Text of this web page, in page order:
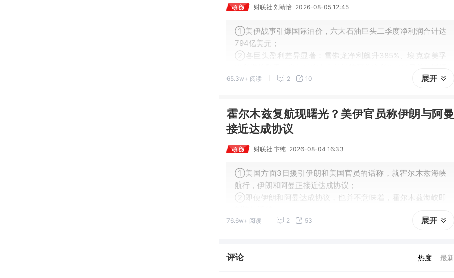
财联社 刘靖怡 2026-08-05 12:45
①美伊战事引爆国际油价，六大石油巨头二季度净利润合计达
794亿美元；
②各巨头盈利差异显著：雪佛龙净利飙升385%、埃克森美孚
仅44%；
65.3w+ 阅读 2 10 展开
霍尔木兹复航现曙光？美伊官员称伊朗与阿曼
接近达成协议
财联社 卞纯 2026-08-04 16:33
①美国方面3日援引伊朗和美国官员的话称，就霍尔木兹海峡
航行，伊朗和阿曼正接近达成协议；
②即便伊朗和阿曼达成协议，也并不意味着，霍尔木兹海峡即
③潜在的协议引发了美国方面的担忧，因为这将赋予伊朗对霍
76.6w+ 阅读 2 53 展开
评论 热度 最新